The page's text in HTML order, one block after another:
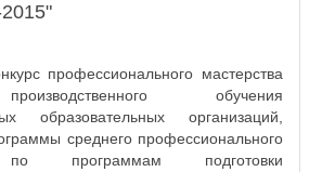
профессионального мастерства
обучения
образовательных организаций,
среднего профессионального
по программам подготовки